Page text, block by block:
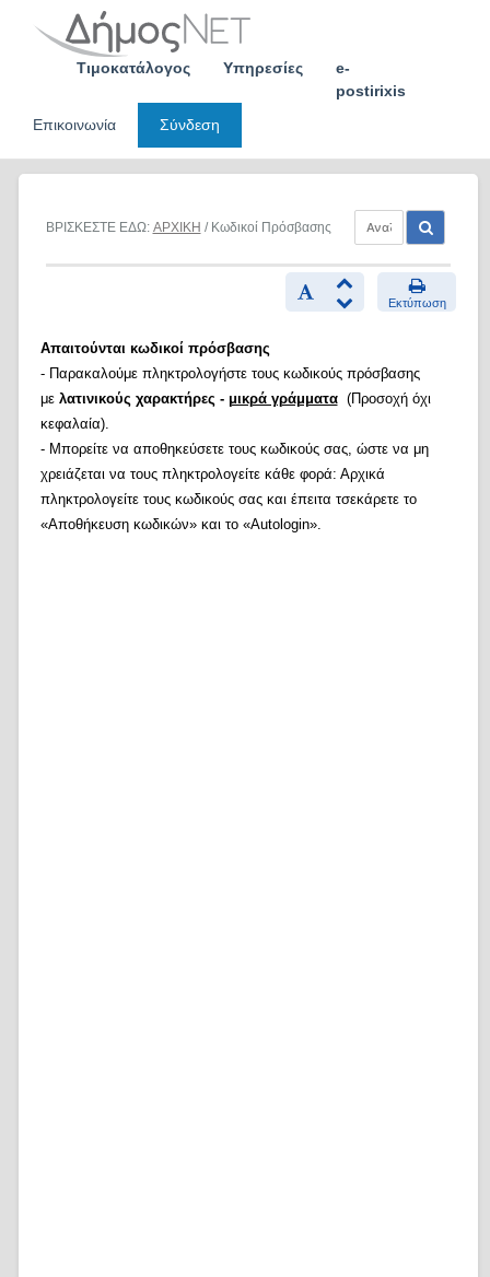
Τιμοκατάλογος Υπηρεσίες
e-
postirixis
Επικοινωνία
Σύνδεση
ΒΡΙΣΚΕΣΤΕ ΕΔΩ: ΑΡΧΙΚΗ / Κωδικοί Πρόσβασης
Εκτύπωση
Απαιτούνται κωδικοί πρόσβασης
- Παρακαλούμε πληκτρολογήστε τους κωδικούς πρόσβασης
με λατινικούς χαρακτήρες - μικρά γράμματα(Προσοχή όχι
κεφαλαία).
- Μπορείτε να αποθηκεύσετε τους κωδικούς σας, ώστε να μη
χρειάζεται να τους πληκτρολογείτε κάθε φορά: Αρχικά
πληκτρολογείτε τους κωδικούς σας και έπειτα τσεκάρετε το
«Αποθήκευση κωδικών» και το «Autologin».